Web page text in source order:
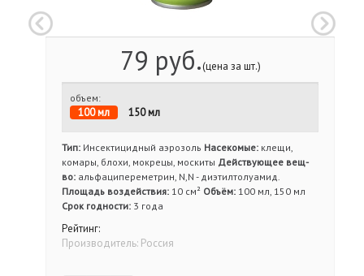
79 руб.(цена за шт.)
объем:
100 мл 150 мл
Тип: Инсектицидный аэрозоль Насекомые: клещи,
комары, блохи, мокрецы, москиты Действующее вещ-
во: альфаципереметрин, N,N - диэтилтолуамид.
Площадь воздействия: 10 см² Объём: 100 мл, 150 мл
Срок годности: 3 года
Рейтинг:
Производитель: Россия